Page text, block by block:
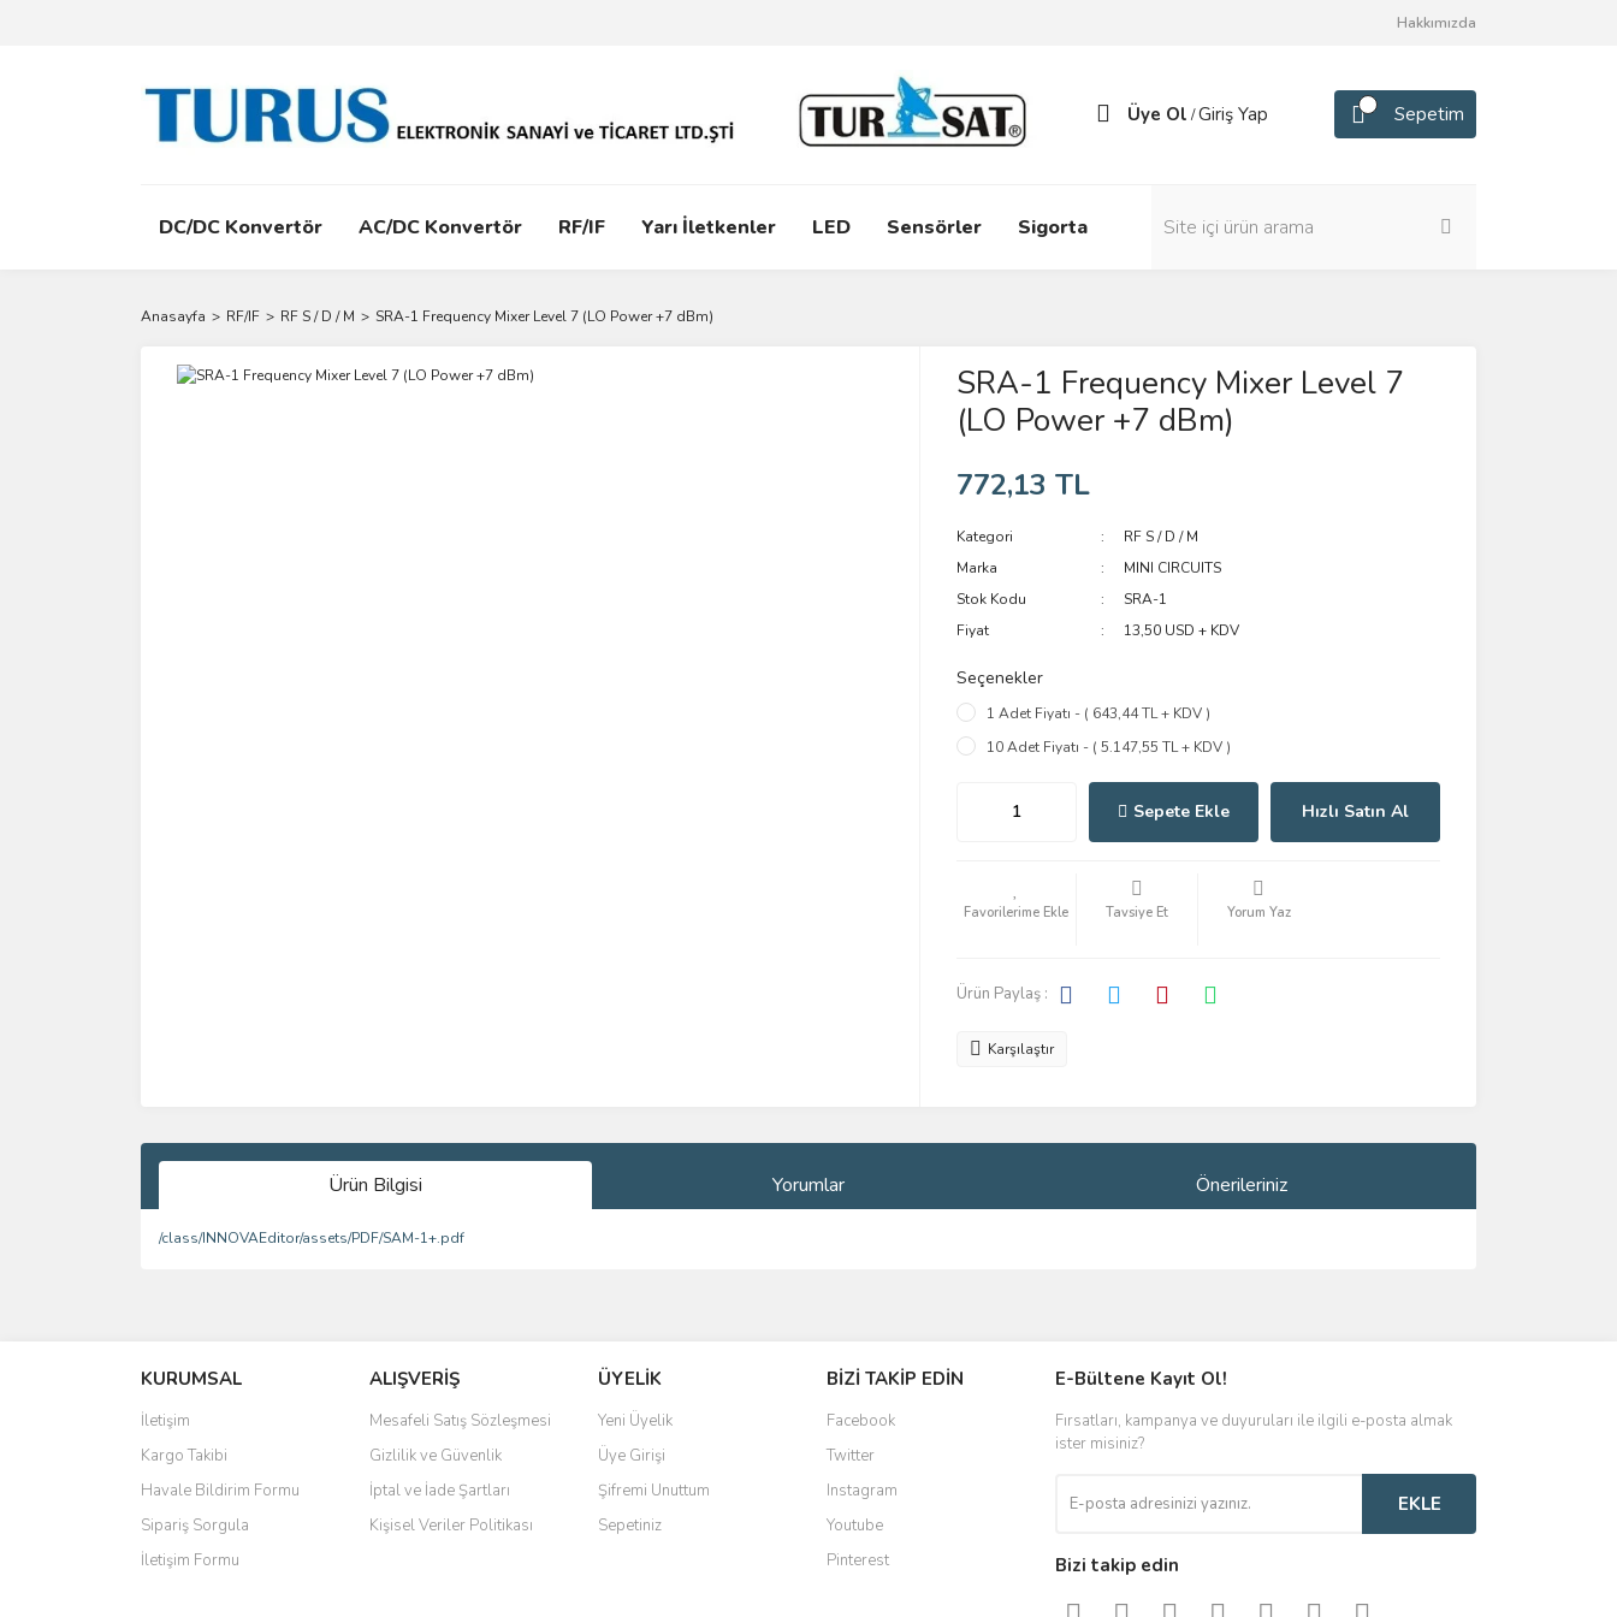
Hakkımızda
Üye Ol /Giriş Yap Sepetim
DC/DC Konvertör AC/DC Konvertör RF/IF Yarı İletkenler LED Sensörler Sigorta
Anasayfa RF/IF RF S / D / M SRA-1 Frequency Mixer Level 7 (LO Power +7 dBm)
SRA-1 Frequency Mixer Level 7
(LO Power +7 dBm)
772,13 TL
Kategori
RF S / D / M
Marka
MINI CIRCUITS
Stok Kodu
SRA-1
Fiyat
13,50 USD + KDV
Seçenekler
1 Adet Fiyatı - ( 643,44 TL + KDV )
10 Adet Fiyatı - ( 5.147,55 TL + KDV )
Sepete Ekle Hızlı Satın Al
Tavsiye Et Yorum Yaz
Ürün Paylaş :
Karşılaştır
Ürün Bilgisi Yorumlar Önerileriniz
/class/INNOVAEditor/assets/PDF/SAM-1+.pdf
Ürün resmi kalitesiz, bozuk veya görüntülenemiyor.
Ürün açıklamasında eksik bilgiler bulunuyor.
Ürün bilgilerinde hatalar bulunuyor.
Ürün fiyatı diğer sitelerden daha pahalı.
Bu ürüne benzer farklı alternatifler olmalı.
KURUMSAL
İletişim
Kargo Takibi
Havale Bildirim Formu
Sipariş Sorgula
İletişim Formu
ALIŞVERİŞ
Mesafeli Satış Sözleşmesi
Gizlilik ve Güvenlik
İptal ve İade Şartları
Kişisel Veriler Politikası
ÜYELİK
Yeni Üyelik
Üye Girişi
Şifremi Unuttum
Sepetiniz
BİZİ TAKİP EDİN
Facebook
Twitter
Instagram
Youtube
Pinterest
E-Bültene Kayıt Ol!
Fırsatları, kampanya ve duyuruları ile ilgili e-posta almak
ister misiniz?
EKLE
Bizi takip edin